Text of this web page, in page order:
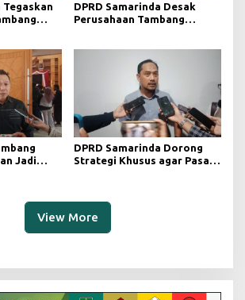
Tegaskan
DPRD Samarinda Desak
Perusahaan Tambang
Jadi
DPRD Samarinda Dorong
Strategi Khusus agar Pasar
View More